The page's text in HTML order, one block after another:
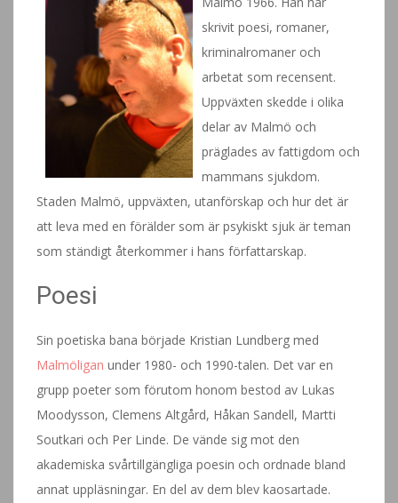
skrivit poesi, romaner,
kriminalromaner och
arbetat som recensent.
Uppväxten skedde i olika
delar av Malmö och
präglades av fattigdom och
mammans sjukdom.
Staden Malmö, uppväxten, utanförskap och hur det är
att leva med en förälder som är psykiskt sjuk är teman
som ständigt återkommer i hans författarskap.
Poesi
Sin poetiska bana började Kristian Lundberg med
Malmöligan under 1980- och 1990-talen. Det var en
grupp poeter som förutom honom bestod av Lukas
Moodysson, Clemens Altgård, Håkan Sandell, Martti
Soutkari och Per Linde. De vände sig mot den
akademiska svårtillgängliga poesin och ordnade bland
annat uppläsningar. En del av dem blev kaosartade.